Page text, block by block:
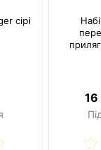
сірі
16